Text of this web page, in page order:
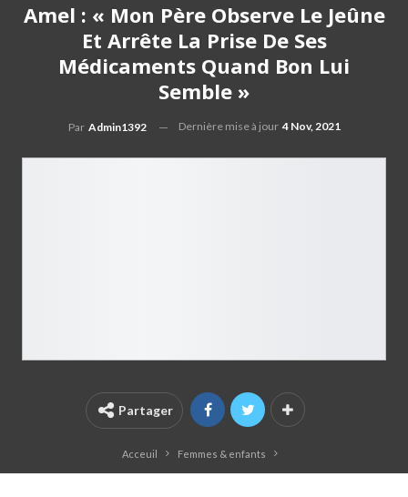
Amel : « Mon Père Observe Le Jeûne
Et Arrête La Prise De Ses
Médicaments Quand Bon Lui
Semble »
Par Admin1392 Dernière mise à jour 4 Nov, 2021
Partager
Acceuil Femmes & enfants